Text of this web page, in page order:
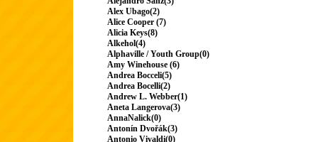
Alex Ubago(2)
Alice Cooper (7)
Alicia Keys(8)
Alkehol(4)
Alphaville / Youth Group(0)
Amy Winehouse (6)
Andrea Bocceli(5)
Andrea Bocelli(2)
Andrew L. Webber(1)
Aneta Langerova(3)
AnnaNalick(0)
Antonín Dvořák(3)
Antonio Vivaldi(0)